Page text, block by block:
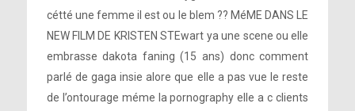
cétté une femme il est ou le blem ?? MéME DANS LE
NEW FILM DE KRISTEN STEwart ya une scene ou elle
embrasse dakota faning (15 ans) donc comment
parlé de gaga insie alore que elle a pas vue le reste
de l’ontourage méme la pornography elle a c clients